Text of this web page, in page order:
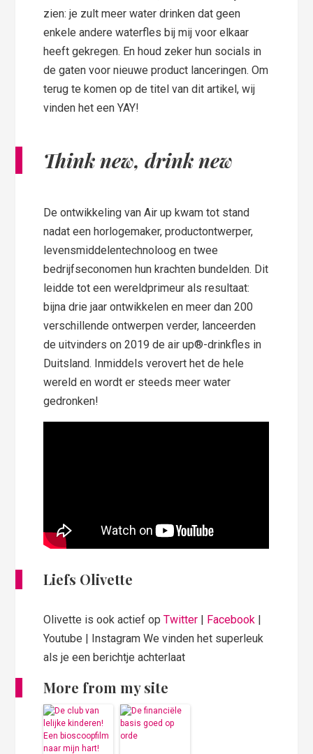
zien: je zult meer water drinken dat geen
enkele andere waterfles bij mij voor elkaar
heeft gekregen. En houd zeker hun socials in
de gaten voor nieuwe product lanceringen. Om
terug te komen op de titel van dit artikel, wij
vinden het een YAY!
Think new, drink new
De ontwikkeling van Air up kwam tot stand
nadat een horlogemaker, productontwerper,
levensmiddelentechnoloog en twee
bedrijfseconomen hun krachten bundelden. Dit
leidde tot een wereldprimeur als resultaat:
bijna drie jaar ontwikkelen en meer dan 200
verschillende ontwerpen verder, lanceerden
de uitvinders on 2019 de air up®-drinkfles in
Duitsland. Inmiddels verovert het de hele
wereld en wordt er steeds meer water
gedronken!
Liefs Olivette
Olivette is ook actief opTwitter | Facebook |
Youtube | Instagram We vinden het superleuk
als je een berichtje achterlaat
More from my site